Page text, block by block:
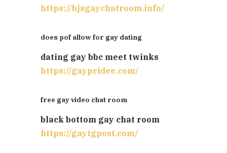
https://bjsgaychatroom.info/
does pof allow for gay dating
dating gay bbc meet twinks
https://gaypridee.com/
free gay video chat room
black bottom gay chat room
https://gaytgpost.com/